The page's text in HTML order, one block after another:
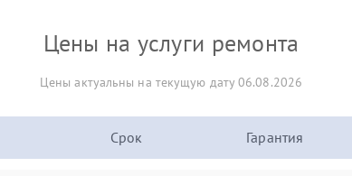
Цены на услуги ремонта
Цены актуальны на текущую дату 06.08.2026
Срок Гарантия